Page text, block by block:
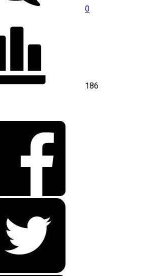
0
186